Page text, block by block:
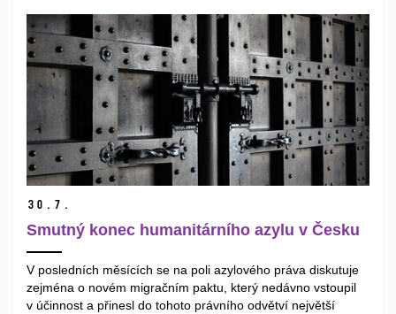
30. 7.
Smutný konec humanitárního azylu v Česku
V posledních měsících se na poli azylového práva diskutuje
zejména o novém migračním paktu, který nedávno vstoupil
v účinnost a přinesl do tohoto právního odvětví největší